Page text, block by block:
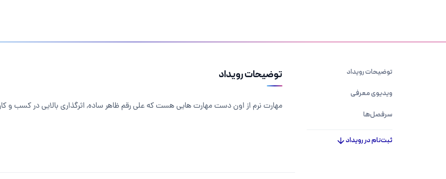
توضیحات رویداد
ویدیوی معرفی
سرفصل‌ها
ثبت‌نام در رویداد
توضیحات رویداد
مهارت نرم از اون دست مهارت هایی هست که علی رقم ظاهر ساده, اثرگذاری بالایی در کسب و